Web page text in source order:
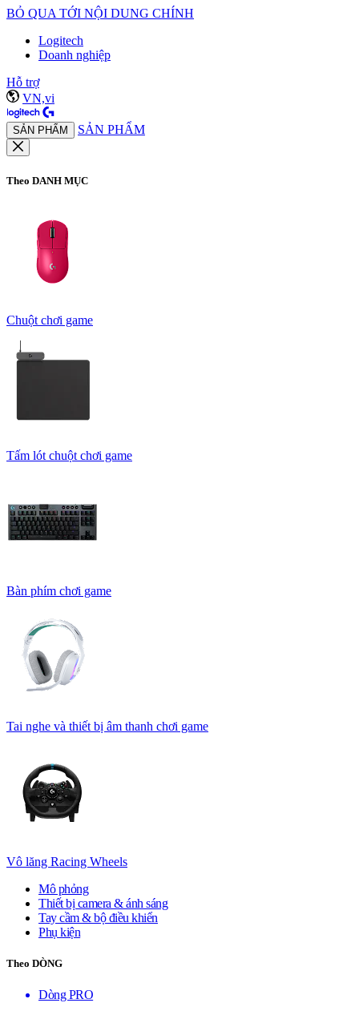
BỎ QUA TỚI NỘI DUNG CHÍNH
Logitech
Doanh nghiệp
Hỗ trợ
VN,vi
SẢN PHẨM SẢN PHẨM
Theo DANH MỤC
Chuột chơi game
Tấm lót chuột chơi game
Bàn phím chơi game
Tai nghe và thiết bị âm thanh chơi game
Vô lăng Racing Wheels
Mô phỏng
Thiết bị camera & ánh sáng
Tay cầm & bộ điều khiển
Phụ kiện
Theo DÒNG
Dòng PRO